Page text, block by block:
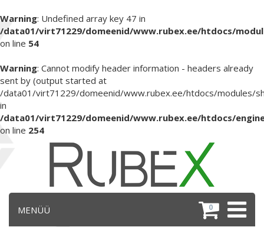
Warning: Undefined array key 47 in
/data01/virt71229/domeenid/www.rubex.ee/htdocs/
on line 54
Warning: Cannot modify header information - headers already
sent by (output started at
/data01/virt71229/domeenid/www.rubex.ee/htdocs/modules/
in
/data01/virt71229/domeenid/www.rubex.ee/htdocs/
on line 254
0
MENÜÜ